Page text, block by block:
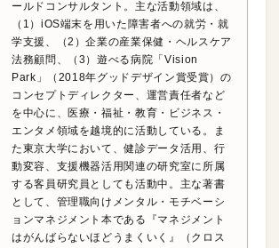
ールドコンサルタント。主な活動領域は、
（1）iOS端末を用いた障害者への就労・就
学支援、（2）企業の産業保健・ヘルスケア
法務顧問、（3）遊べる病院「Vision
Park」（2018年グッドデザイン賞受賞）の
コンセプトディレクター、運営責任者など
を中心に、医療・福祉・教育・ビジネス・
エンタメ領域を越境的に活動している。ま
た東京大学において、健診データ活用、行
動変容、支援機器活用関連の研究室に所属
する客員研究員としても活動中。主な著書
として、管理職向けメンタル・モチベーシ
ョンマネジメント本である『マネジメント
はがんばらないほどうまくいく』（クロス